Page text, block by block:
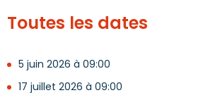
Toutes les dates
5 juin 2026 à 09:00
17 juillet 2026 à 09:00